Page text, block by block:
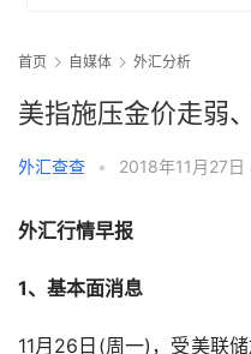
首页 自媒体 外汇分析
美指施压金价走弱
外汇查查 • 2018年11月27
外汇行情早报
1、基本面消息
11月26日(周一)，受美联